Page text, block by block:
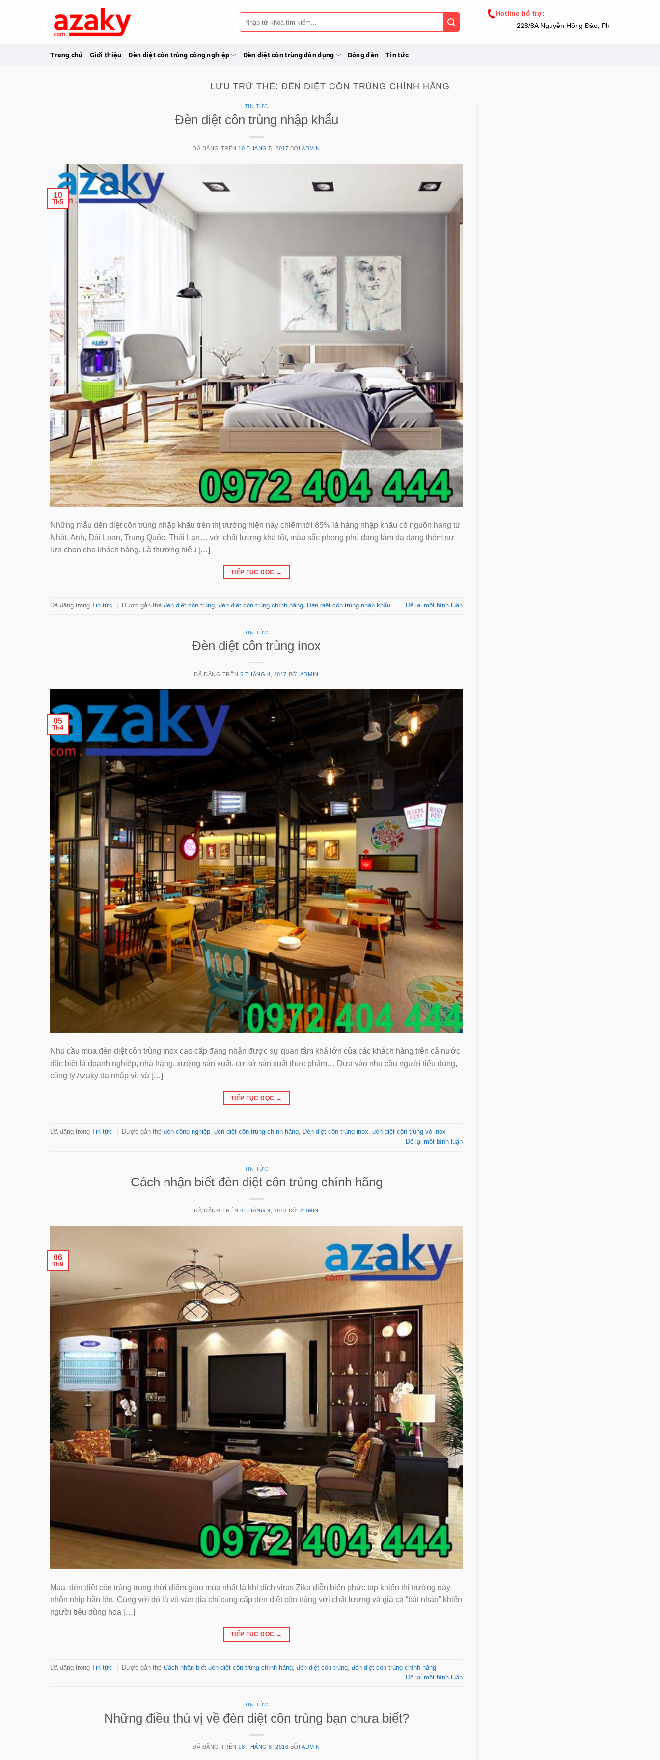
Tìm
kiếm:
Hotline hỗ trợ:
228/8A Nguyễn Hồng Đào, Phường 14, Tân Bình,
Trang chủ Giới thiệu Đèn diệt côn trùng công nghiệp Đèn diệt côn trùng dân dụng Bóng đèn Tin tức
LƯU TRỮ THẺ: ĐÈN DIỆT CÔN TRÙNG CHÍNH HÃNG
TIN TỨC
Đèn diệt côn trùng nhập khẩu
ĐÃ ĐĂNG TRÊN 10 THÁNG 5, 2017 BỞIADMIN
10
Th5
Những mẫu đèn diệt côn trùng nhập khẩu trên thị trường hiện nay chiếm tới 85% là hàng nhập khẩu có nguồn hàng từ
Nhật, Anh, Đài Loan, Trung Quốc, Thái Lan… với chất lượng khá tốt, màu sắc phong phú đang làm đa dạng thêm sự
lựa chọn cho khách hàng. Là thương hiệu […]
TIẾP TỤC ĐỌC →
Đã đăng trong Tin tức Được gắn thẻ đèn diệt côn trùng, đèn diệt côn trùng chính hãng, Đèn diệt côn trùng nhập khẩu Để lại một bình luận
TIN TỨC
Đèn diệt côn trùng inox
ĐÃ ĐĂNG TRÊN 5 THÁNG 4, 2017 BỞI ADMIN
05
Th4
Nhu cầu mua đèn diệt côn trùng inox cao cấp đang nhận được sự quan tâm khá lớn của các khách hàng trên cả nước
đặc biệt là doanh nghiệp, nhà hàng, xưởng sản xuất, cơ sở sản xuất thực phẩm… Dựa vào nhu cầu người tiêu dùng,
công ty Azaky đã nhập về và […]
TIẾP TỤC ĐỌC →
Đã đăng trong Tin tức Được gắn thẻ đèn công nghiệp đèn diệt côn trùng chính hãng Đèn diệt côn trùng inox đèn diệt côn trùng vỏ inox
Để lại một bình luận
TIN TỨC
Cách nhận biết đèn diệt côn trùng chính hãng
ĐÃ ĐĂNG TRÊN 6 THÁNG 9, 2016 BỞI ADMIN
06
Th9
Mua đèn diệt côn trùng trong thời điểm giao mùa nhất là khi dịch virus Zika diễn biến phức tạp khiến thị trường này
nhộn nhịp hẳn lên. Cùng với đó là vô vàn địa chỉ cung cấp đèn diệt côn trùng với chất lượng và giá cả “bát nháo” khiến
người tiêu dùng hoa […]
TIẾP TỤC ĐỌC →
Đã đăng trong Tin tức Được gắn thẻ Cách nhận biết đèn diệt côn trùng chính hãng, đèn diệt côn trùng, đèn diệt côn trùng chính hãng
Để lại một bình luận
TIN TỨC
Những điều thú vị về đèn diệt côn trùng bạn chưa biết?
ĐÃ ĐĂNG TRÊN 18 THÁNG 8, 2016 BỞIADMIN